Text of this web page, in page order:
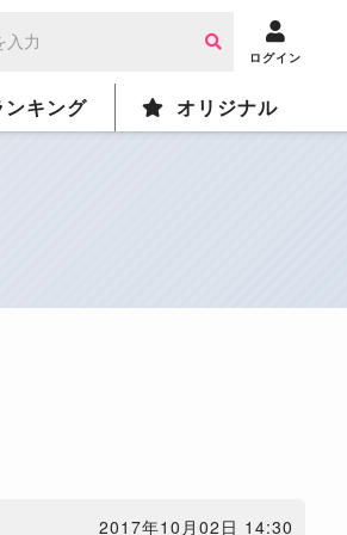
ログイン
ンキング オリジナル
2017年10月02日 14:30